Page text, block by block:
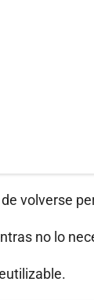
volverse
no lo